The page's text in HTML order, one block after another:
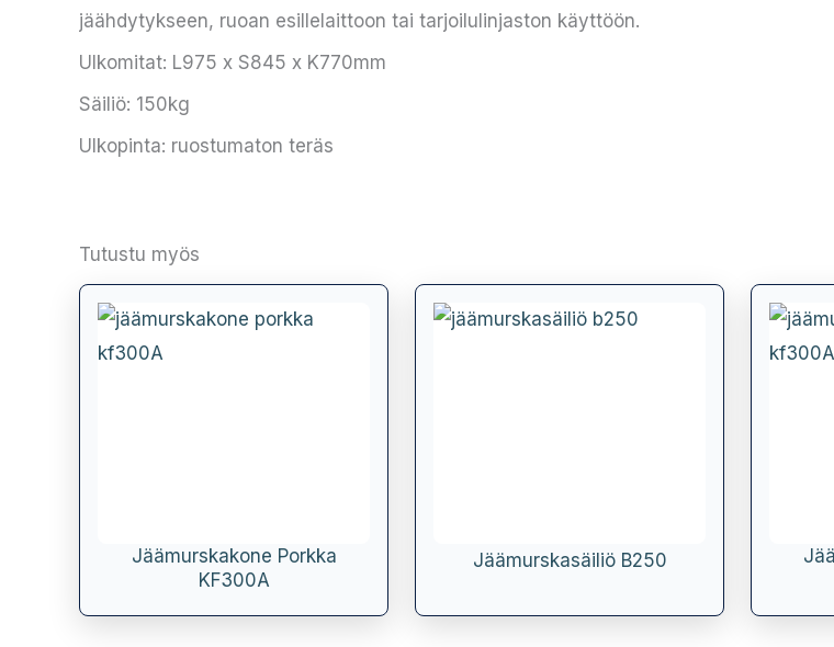
jäähdytykseen, ruoan esillelaittoon tai tarjoilulinjaston käyttöön.
Ulkomitat: L975 x S845 x K770mm
Säiliö: 150kg
Ulkopinta: ruostumaton teräs
Tutustu myös
Jäämurskakone Porkka
KF300A
Jäämurskasäiliö B250